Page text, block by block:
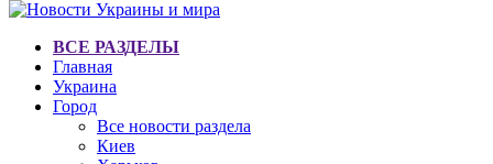
ВСЕ РАЗДЕЛЫ
Главная
Украина
Город
Все новости раздела
Киев